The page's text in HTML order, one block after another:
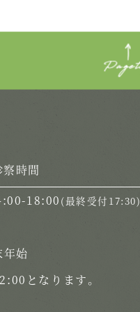
察時間
18:00 (最終受付17:30)
年始
となります。